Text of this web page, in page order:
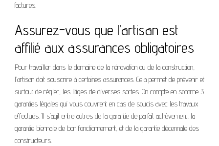
factures.
Assurez-vous que l’artisan est
affilié aux assurances obligatoires
Pour travailler dans le domaine de la rénovation ou de la construction,
l’artisan doit souscrire à certaines assurances. Cela permet de prévenir et
surtout de régler, les litiges de diverses sortes. On compte en somme 3
garanties légales qui vous couvrent en cas de soucis avec les travaux
effectués. Il s’agit entre autres de la garantie de parfait achèvement, la
garantie biennale de bon fonctionnement, et de la garantie décennale des
constructeurs.